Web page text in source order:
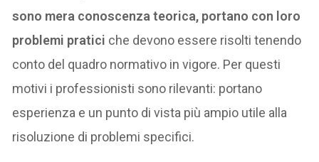
sono mera conoscenza teorica, portano con loro
problemi pratici che devono essere risolti tenendo
conto del quadro normativo in vigore. Per questi
motivi i professionisti sono rilevanti: portano
esperienza e un punto di vista più ampio utile alla
risoluzione di problemi specifici.